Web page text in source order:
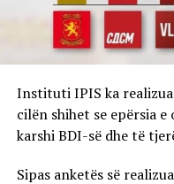
Instituti IPIS ka
cilën shihet se epërsia
karshi BDI-së dhe të
Sipas anketës së